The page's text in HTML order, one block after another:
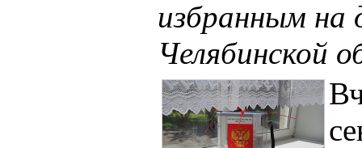
избранным на
Челябинской